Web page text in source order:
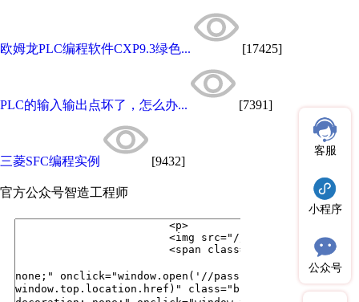
欧姆龙PLC编程软件CXP9.3绿色... [17425]
PLC的输入输出点坏了，怎么办... [7391]
三菱SFC编程实例 [9432]
官方公众号智造工程师
客服
小程序
公众号